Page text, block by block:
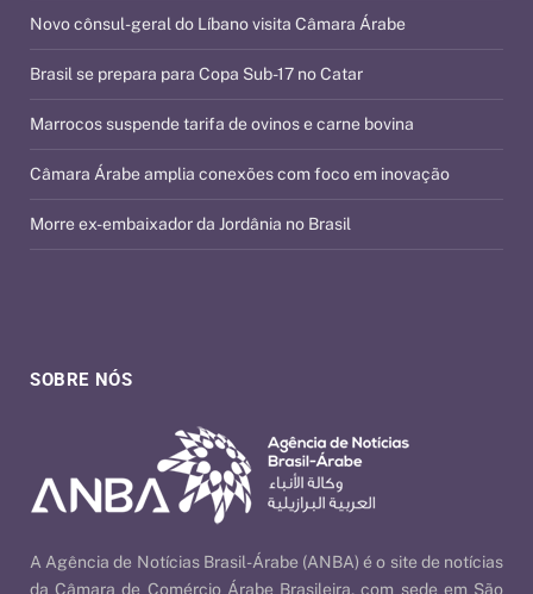
SOBRE NÓS
A Agência de Notícias Brasil-Árabe (ANBA) é o site de notícias
da Câmara de Comércio Árabe Brasileira, com sede em São
Novo cônsul-geral do Líbano visita Câmara Árabe
Brasil se prepara para Copa Sub-17 no Catar
Marrocos suspende tarifa de ovinos e carne bovina
Câmara Árabe amplia conexões com foco em inovação
Morre ex-embaixador da Jordânia no Brasil